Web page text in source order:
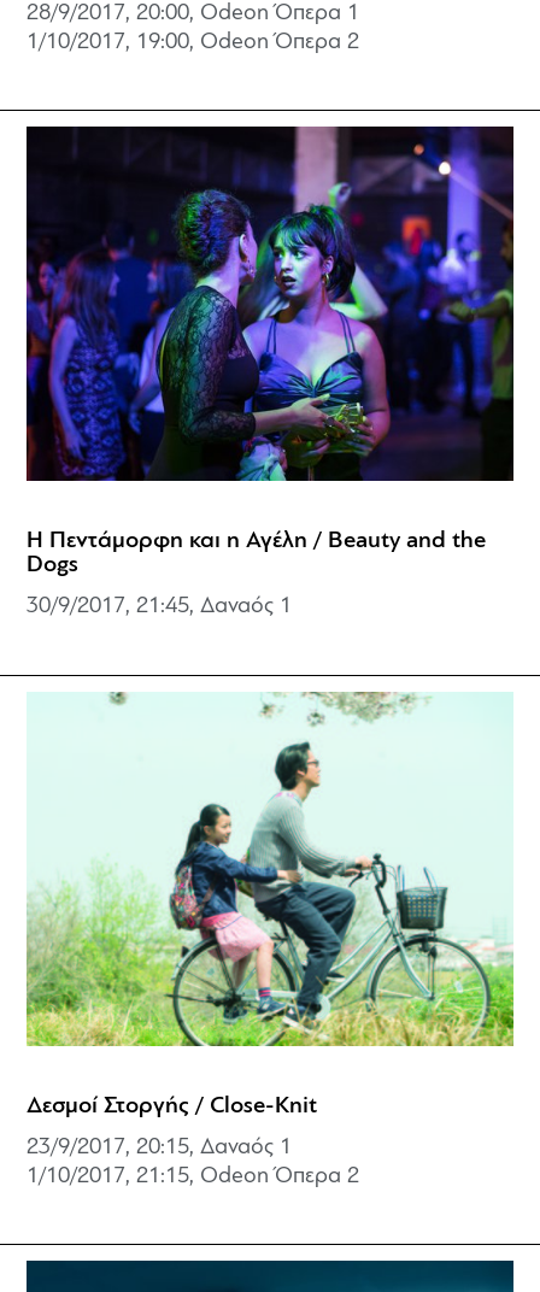
28/9/2017, 20:00, Odeon Όπερα 1
1/10/2017, 19:00, Odeon Όπερα 2
Η Πεντάμορφη και η Αγέλη / Beauty and the
Dogs
30/9/2017, 21:45, Δαναός 1
Δεσμοί Στοργής / Close-Knit
23/9/2017, 20:15, Δαναός 1
1/10/2017, 21:15, Odeon Όπερα 2